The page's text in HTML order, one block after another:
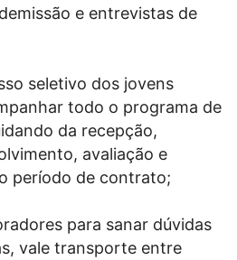
e entrevistas de
seletivo dos jovens
todo o programa de
da recepção,
avaliação e
período de contrato;
para sanar dúvidas
vale transporte entre